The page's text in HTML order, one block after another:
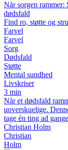
Når sorgen rammer:
dødsfald
Find ro, støtte og
Farvel
Farvel
Sorg
Dødsfald
Støtte
Mental sundhed
Livskriser
3 min
Når et dødsfald
uoverskuelige.
tage én ting ad
Christian Holm
Christian
Holm